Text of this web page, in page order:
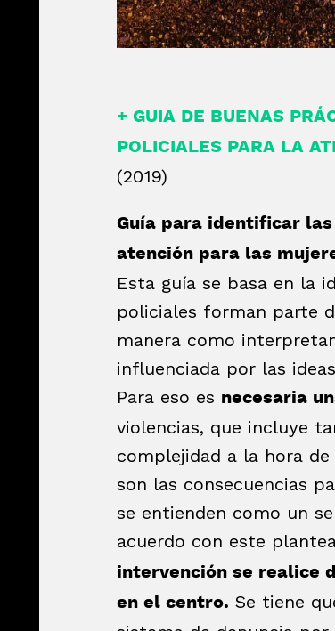
+ GUIA DE BUENAS
POLICIALES PARA LA
(2019)
Guía para identificar
atención para las
Esta guía se basa en la
policiales forman parte
manera como
influenciada por las
Para eso es necesaria
violencias, que incluye
complejidad a la hora
son las consecuencias
se entienden como un
acuerdo con este
intervención se realice
en el centro. Se tiene